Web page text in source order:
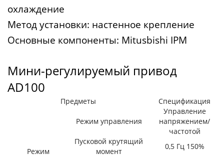
охлаждение
Метод установки: настенное крепление
Основные компоненты: Mitusbishi IPM
Мини-регулируемый привод
AD100
Предметы Спецификация
Режим
Режим управления
Управление
напряжением/
частотой
Пусковой крутящий
момент
0,5 Гц 150%